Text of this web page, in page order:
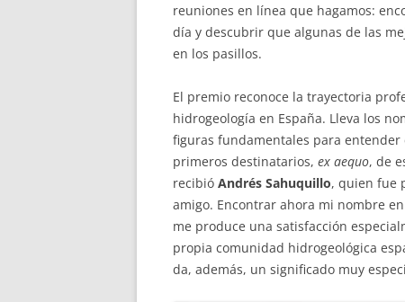
reuniones en línea que hagamos:
día y descubrir que algunas de las
en los pasillos.
El premio reconoce la trayectoria
hidrogeología en España. Lleva los
figuras fundamentales para
primeros destinatarios, ex aequo, de
recibió Andrés Sahuquillo, quien fue
amigo. Encontrar ahora mi nombre
me produce una satisfacción
propia comunidad hidrogeológica
da, además, un significado muy